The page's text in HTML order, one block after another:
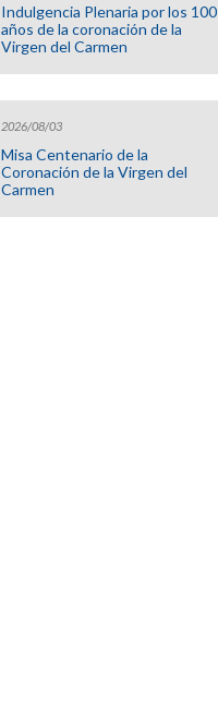
Indulgencia Plenaria por los 100
años de la coronación de la
Virgen del Carmen
2026/08/03
Misa Centenario de la
Coronación de la Virgen del
Carmen